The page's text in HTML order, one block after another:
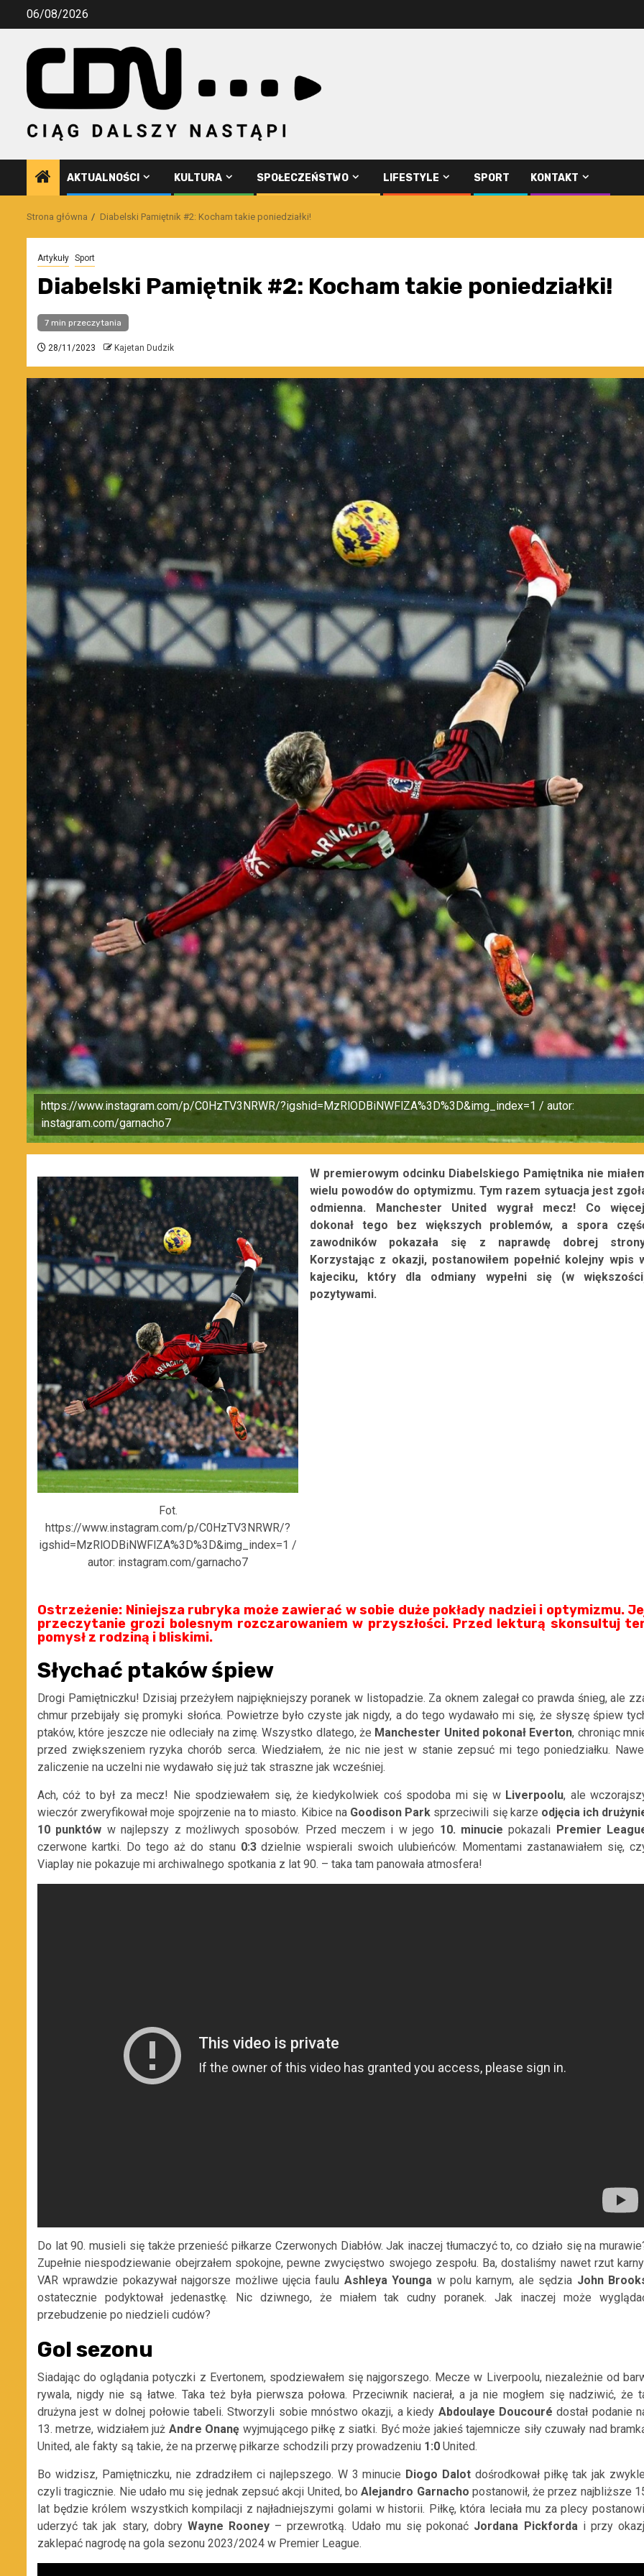
Przejdź06/08/2026
AKTUALNOŚCI KULTURA SPOŁECZEŃSTWO LIFESTYLE SPORT KONTAKT
Strona główna Diabelski Pamiętnik #2: Kocham takie poniedziałki!
Artykuły Sport
Diabelski Pamiętnik #2: Kocham takie poniedziałki!
7 min przeczytania
28/11/2023 Kajetan Dudzik
https://www.instagram.com/p/C0HzTV3NRWR/?igshid=MzRlODBiNWFlZA%3D%3D&img_index=1 / autor:
instagram.com/garnacho7
Fot.
https://www.instagram.com/p/C0HzTV3NRWR/?
igshid=MzRlODBiNWFlZA%3D%3D&img_index=1 /
autor: instagram.com/garnacho7
W premierowym odcinku Diabelskiego Pamiętnika nie
wielu powodów do optymizmu. Tym razem sytuacja jest
odmienna. Manchester United wygrał mecz! Co
dokonał tego bez większych problemów, a spora
zawodników pokazała się z naprawdę dobrej
Korzystając z okazji, postanowiłem popełnić kolejny wpis
kajeciku, który dla odmiany wypełni się (w
pozytywami.
Ostrzeżenie: Niniejsza rubryka może zawierać w sobie duże pokłady nadziei i optymizmu.
przeczytanie grozi bolesnym rozczarowaniem w przyszłości. Przed lekturą skonsultuj
pomysł z rodziną i bliskimi.
Słychać ptaków śpiew
Drogi Pamiętniczku! Dzisiaj przeżyłem najpiękniejszy poranek w listopadzie. Za oknem zalegał co prawda śnieg, ale
chmur przebijały się promyki słońca. Powietrze było czyste jak nigdy, a do tego wydawało mi się, że słyszę śpiew
ptaków, które jeszcze nie odleciały na zimę. Wszystko dlatego, że Manchester United pokonał Everton, chroniąc
przed zwiększeniem ryzyka chorób serca. Wiedziałem, że nic nie jest w stanie zepsuć mi tego poniedziałku.
zaliczenie na uczelni nie wydawało się już tak straszne jak wcześniej.
Ach, cóż to był za mecz! Nie spodziewałem się, że kiedykolwiek coś spodoba mi się w Liverpoolu, ale
wieczór zweryfikował moje spojrzenie na to miasto. Kibice na Goodison Park sprzeciwili się karze odjęcia ich
10 punktów w najlepszy z możliwych sposobów. Przed meczem i w jego 10. minucie pokazali Premier
czerwone kartki. Do tego aż do stanu 0:3dzielnie wspierali swoich ulubieńców. Momentami zastanawiałem się,
Viaplay nie pokazuje mi archiwalnego spotkania z lat 90. – taka tam panowała atmosfera!
Do lat 90. musieli się także przenieść piłkarze Czerwonych Diabłów. Jak inaczej tłumaczyć to, co działo się na
Zupełnie niespodziewanie obejrzałem spokojne, pewne zwycięstwo swojego zespołu. Ba, dostaliśmy nawet rzut
VAR wprawdzie pokazywał najgorsze możliwe ujęcia faulu Ashleya Younga w polu karnym, ale sędzia John
ostatecznie podyktował jedenastkę. Nic dziwnego, że miałem tak cudny poranek. Jak inaczej może
przebudzenie po niedzieli cudów?
Gol sezonu
Siadając do oglądania potyczki z Evertonem, spodziewałem się najgorszego. Mecze w Liverpoolu, niezależnie od
rywala, nigdy nie są łatwe. Taka też była pierwsza połowa. Przeciwnik nacierał, a ja nie mogłem się nadziwić, że
drużyna jest w dolnej połowie tabeli. Stworzyli sobie mnóstwo okazji, a kiedy Abdoulaye Doucouré dostał podanie
13. metrze, widziałem już Andre Onanę wyjmującego piłkę z siatki. Być może jakieś tajemnicze siły czuwały nad
United, ale fakty są takie, że na przerwę piłkarze schodzili przy prowadzeniu 1:0 United.
Bo widzisz, Pamiętniczku, nie zdradziłem ci najlepszego. W 3 minucie Diogo Dalot dośrodkował piłkę tak jak
czyli tragicznie. Nie udało mu się jednak zepsuć akcji United, boAlejandro Garnacho postanowił, że przez najbliższe
lat będzie królem wszystkich kompilacji z najładniejszymi golami w historii. Piłkę, która leciała mu za plecy
uderzyć tak jak stary, dobry Wayne Rooney – przewrotką. Udało mu się pokonać Jordana Pickfordai przy
zaklepać nagrodę na gola sezonu 2023/2024 w Premier League.